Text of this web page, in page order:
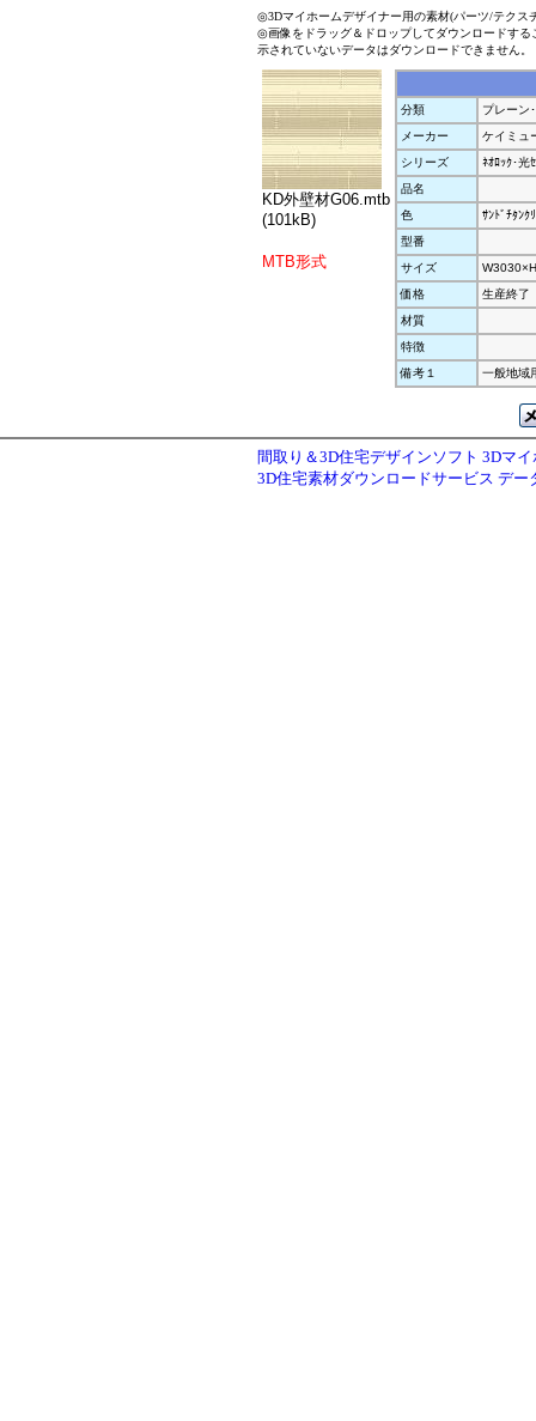
◎3Dマイホームデザイナー用の素材(パーツ/テクス
◎画像をドラッグ＆ドロップしてダウンロードす
示されていないデータはダウンロードできません。
KD外壁材G06.mtb
(101kB)
MTB形式
分類
プレーン
メーカー
ケイミュ
シリーズ
ﾈｵﾛｯｸ･光
品名
色
ｻﾝﾄﾞﾁﾀﾝｸ
型番
サイズ
価格
生産終了
材質
特徴
備考１
一般地域
間取り＆3D住宅デザインソフト 3Dマ
3D住宅素材ダウンロードサービス デー